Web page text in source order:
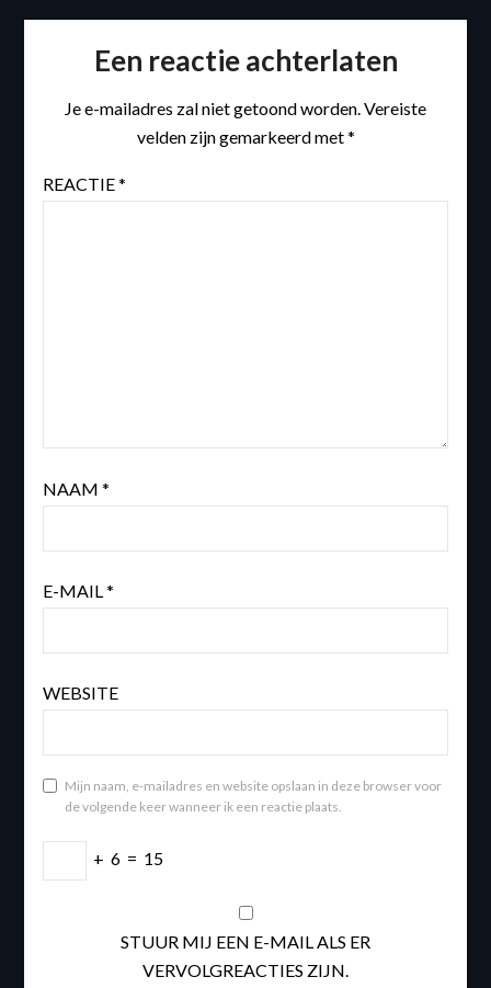
Een reactie achterlaten
Je e-mailadres zal niet getoond worden.Vereiste
velden zijn gemarkeerd met*
REACTIE*
NAAM *
E-MAIL*
WEBSITE
Mijn naam, e-mailadres en website opslaan in deze browser voor
de volgende keer wanneer ik een reactie plaats.
+ 6 = 15
STUUR MIJ EEN E-MAIL ALS ER
VERVOLGREACTIES ZIJN.